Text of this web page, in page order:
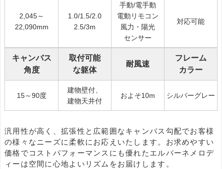
2,045～
22,090mm
1.0/1.5/2.0
2.5/3m
手動/電手動
電動リモコン
風力・陽光
センサー
対応可能
キャンバス
角度
取付可能
な躯体
耐風速
フレーム
カラー
15～90度
建物壁付、
建物天井付
およそ10m シルバーグレー
汎用性が高く、拡張性と広範囲なキャンバス勾配でお客様
の様々なニーズに柔軟にお応えいたします。お求めやすい
価格でコストパフォーマンスにも優れたエルバーネメロデ
ィーは空間に心地よいリズムをお届けします。